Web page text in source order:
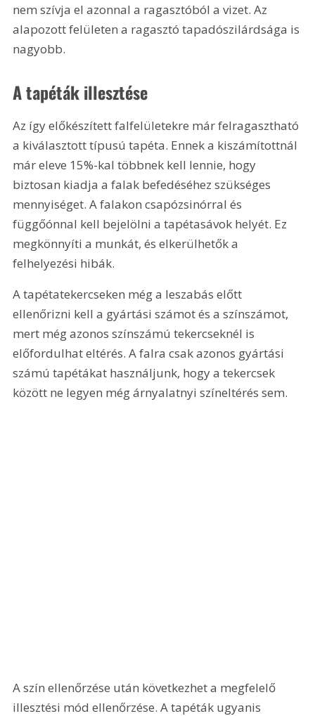
nem szívja el azonnal a ragasztóból a vizet. Az
alapozott felületen a ragasztó tapadószilárdsága is
nagyobb.
A tapéták illesztése
Az így előkészített falfelületekre már felragasztható
a kiválasztott típusú tapéta. Ennek a kiszámítottnál
már eleve 15%-kal többnek kell lennie, hogy
biztosan kiadja a falak befedéséhez szükséges
mennyiséget. A falakon csapózsinórral és
függőónnal kell bejelölni a tapétasávok helyét. Ez
megkönnyíti a munkát, és elkerülhetők a
felhelyezési hibák.
A tapétatekercseken még a leszabás előtt
ellenőrizni kell a gyártási számot és a színszámot,
mert még azonos színszámú tekercseknél is
előfordulhat eltérés. A falra csak azonos gyártási
számú tapétákat használjunk, hogy a tekercsek
között ne legyen még árnyalatnyi színeltérés sem.
A szín ellenőrzése után következhet a megfelelő
illesztési mód ellenőrzése. A tapéták ugyanis